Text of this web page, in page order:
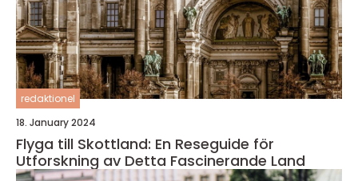
redaktionel
18. January 2024
Flyga till Skottland: En Reseguide för
Utforskning av Detta Fascinerande Land